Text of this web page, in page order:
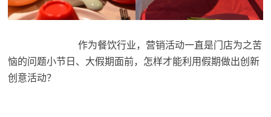
作为餐饮行业，营销活动一直是门店为之苦
恼的问题小节日、大假期面前，怎样才能利用假期做出创新
创意活动？